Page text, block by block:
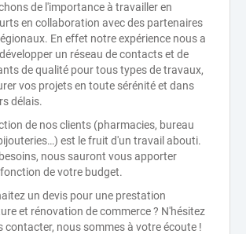
de l'importance à travailler en
en collaboration avec des partenaires
En effet notre expérience nous a
un réseau de contacts et de
de qualité pour tous types de travaux,
vos projets en toute sérénité et dans
délais.
de nos clients (pharmacies, bureau
est le fruit d'un travail abouti.
nous sauront vous apporter
de votre budget.
un devis pour une prestation
et rénovation de commerce ? N'hésitez
contacter, nous sommes à votre écoute !